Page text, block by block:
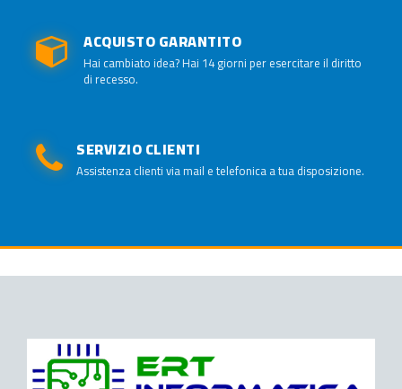
ACQUISTO GARANTITO
Hai cambiato idea? Hai 14 giorni per esercitare il diritto
di recesso.
SERVIZIO CLIENTI
Assistenza clienti via mail e telefonica a tua disposizione.